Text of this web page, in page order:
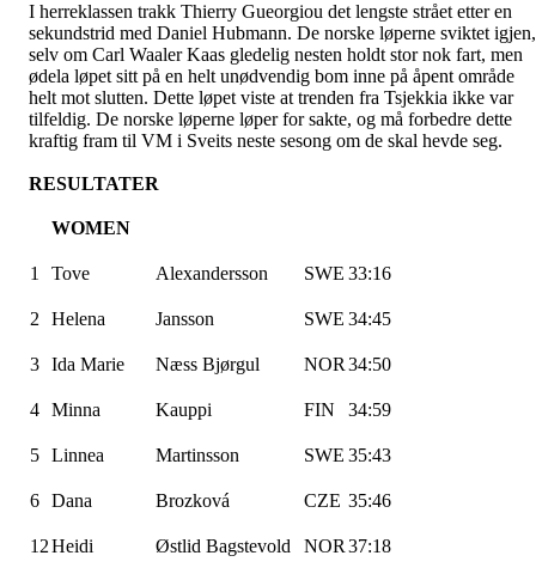
I herreklassen trakk Thierry Gueorgiou det lengste strået etter en
sekundstrid med Daniel Hubmann. De norske løperne sviktet igjen,
selv om Carl WaalerKaas gledelig nesten holdt stor nok fart, men
ødela løpet sitt på en helt unødvendig bom inne på åpent område
helt mot slutten. Dette løpet viste at trenden fra Tsjekkia ikke var
tilfeldig. De norske løperne løper for sakte, og må forbedre dette
kraftig fram til VM i Sveits neste sesong om de skal hevde seg.
RESULTATER
WOMEN
1 Tove Alexandersson SWE 33:16
2 Helena Jansson SWE 34:45
3 Ida Marie Næss Bjørgul NOR 34:50
4 Minna Kauppi FIN 34:59
5 Linnea Martinsson SWE 35:43
6 Dana Brozková CZE 35:46
12Heidi Østlid Bagstevold NOR 37:18